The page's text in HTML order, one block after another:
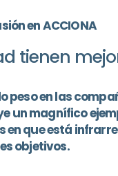
en ACCIONA
tienen
en las
un magnífico
en que está
objetivos.